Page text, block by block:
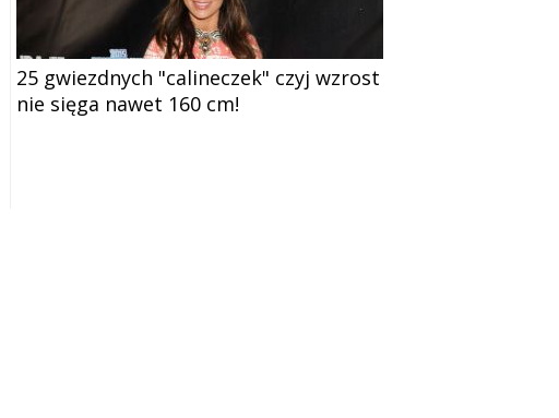
25 gwiezdnych "calineczek" czyj wzrost
nie sięga nawet 160 cm!